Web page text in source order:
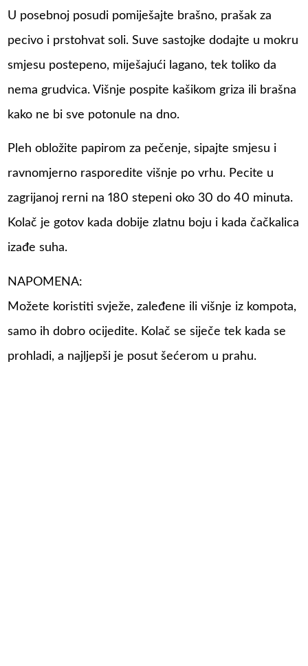
U posebnoj posudi pomiješajte brašno, prašak za
pecivo i prstohvat soli. Suve sastojke dodajte u mokru
smjesu postepeno, miješajući lagano, tek toliko da
nema grudvica. Višnje pospite kašikom griza ili brašna
kako ne bi sve potonule na dno.
Pleh obložite papirom za pečenje, sipajte smjesu i
ravnomjerno rasporedite višnje po vrhu. Pecite u
zagrijanoj rerni na 180 stepeni oko 30 do 40 minuta.
Kolač je gotov kada dobije zlatnu boju i kada čačkalica
izađe suha.
NAPOMENA:
Možete koristiti svježe, zaleđene ili višnje iz kompota,
samo ih dobro ocijedite. Kolač se siječe tek kada se
prohladi, a najljepši je posut šećerom u prahu.